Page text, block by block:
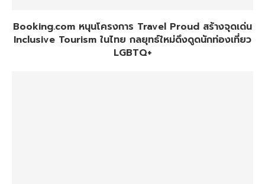
Booking.com หนุนโครงการ Travel Proud สร้างจุดเด่น
Inclusive Tourism ในไทย กลยุทธ์ใหม่ดึงดูดนักท่องเที่ยว
LGBTQ+